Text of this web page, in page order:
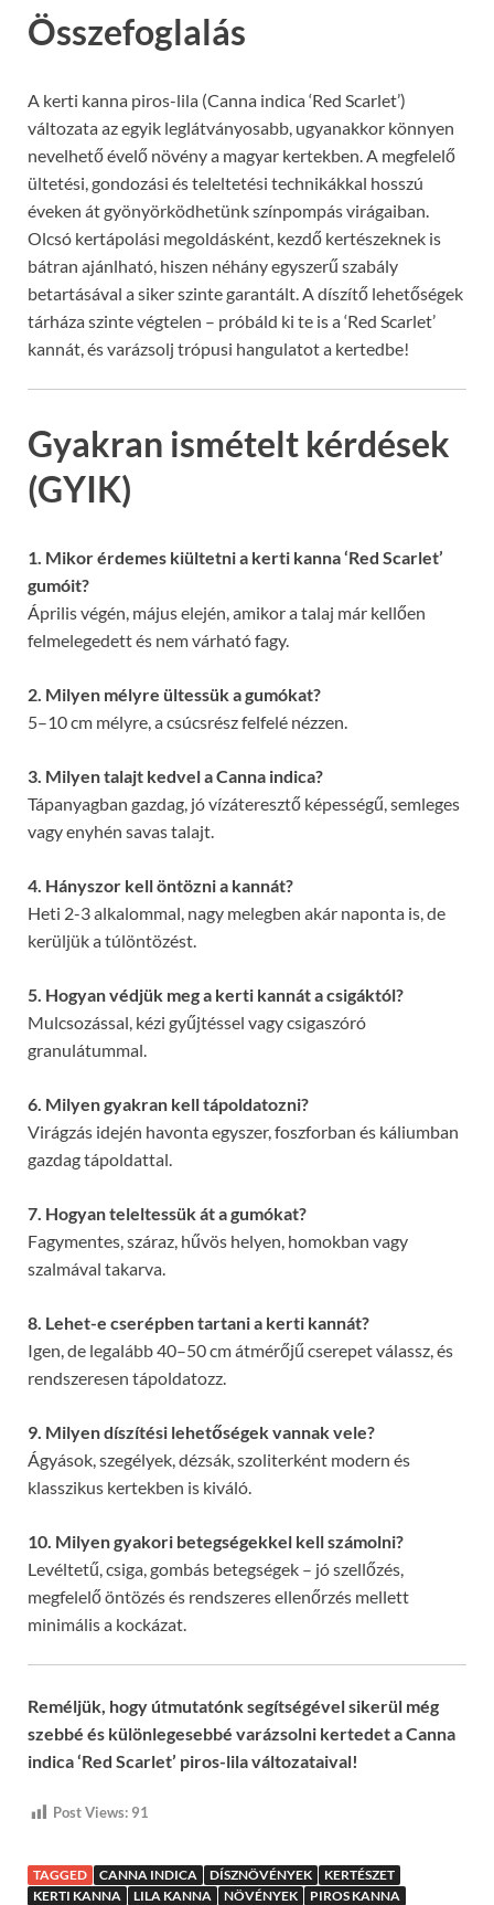
Összefoglalás
A kerti kanna piros-lila (Canna indica ‘Red Scarlet’)
változata az egyik leglátványosabb, ugyanakkor könnyen
nevelhető évelő növény a magyar kertekben. A megfelelő
ültetési, gondozási és teleltetési technikákkal hosszú
éveken át gyönyörködhetünk színpompás virágaiban.
Olcsó kertápolási megoldásként, kezdő kertészeknek is
bátran ajánlható, hiszen néhány egyszerű szabály
betartásával a siker szinte garantált. A díszítő lehetőségek
tárháza szinte végtelen – próbáld ki te is a ‘Red Scarlet’
kannát, és varázsolj trópusi hangulatot a kertedbe!
Gyakran ismételt kérdések
(GYIK)
1. Mikor érdemes kiültetni a kerti kanna ‘Red Scarlet’
gumóit?
Április végén, május elején, amikor a talaj már kellően
felmelegedett és nem várható fagy.
2. Milyen mélyre ültessük a gumókat?
5–10 cm mélyre, a csúcsrész felfelé nézzen.
3. Milyen talajt kedvel a Canna indica?
Tápanyagban gazdag, jó vízáteresztő képességű, semleges
vagy enyhén savas talajt.
4. Hányszor kell öntözni a kannát?
Heti 2-3 alkalommal, nagy melegben akár naponta is, de
kerüljük a túlöntözést.
5. Hogyan védjük meg a kerti kannát a csigáktól?
Mulcsozással, kézi gyűjtéssel vagy csigaszóró
granulátummal.
6. Milyen gyakran kell tápoldatozni?
Virágzás idején havonta egyszer, foszforban és káliumban
gazdag tápoldattal.
7. Hogyan teleltessük át a gumókat?
Fagymentes, száraz, hűvös helyen, homokban vagy
szalmával takarva.
8. Lehet-e cserépben tartani a kerti kannát?
Igen, de legalább 40–50 cm átmérőjű cserepet válassz, és
rendszeresen tápoldatozz.
9. Milyen díszítési lehetőségek vannak vele?
Ágyások, szegélyek, dézsák, szoliterként modern és
klasszikus kertekben is kiváló.
10. Milyen gyakori betegségekkel kell számolni?
Levéltetű, csiga, gombás betegségek – jó szellőzés,
megfelelő öntözés és rendszeres ellenőrzés mellett
minimális a kockázat.
Reméljük, hogy útmutatónk segítségével sikerül még
szebbé és különlegesebbé varázsolni kertedet a Canna
indica ‘Red Scarlet’ piros-lila változataival!
Post Views: 91
TAGGED CANNA INDICA DÍSZNÖVÉNYEK
KERTÉSZET
KERTI KANNA
LILA KANNA NÖVÉNYEK
PIROS KANNA